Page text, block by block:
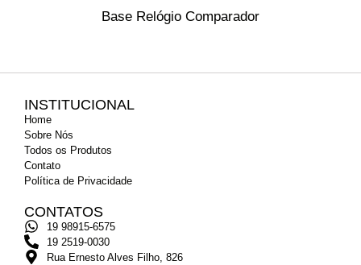
Base Relógio Comparador
INSTITUCIONAL
Home
Sobre Nós
Todos os Produtos
Contato
Política de Privacidade
CONTATOS
19 98915-6575
19 2519-0030
Rua Ernesto Alves Filho, 826